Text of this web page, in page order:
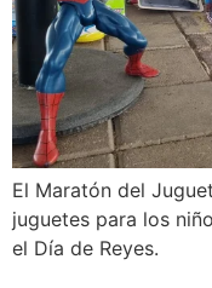
El Maratón del
juguetes para los
el Día de Reyes.